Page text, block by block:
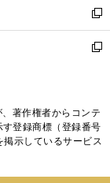
く
で
開
く
ド
ウ
で
ィ
ン
ド
く
新
し
い
ド
ウ
で
新
ィ
ン
ド
著作権者からコンテ
登録商標（登録番号
示しているサービス